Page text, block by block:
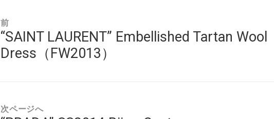
前
前
の
“SAINT LAURENT” Embellished Tartan Wool
Dress（FW2013）
次ページへ